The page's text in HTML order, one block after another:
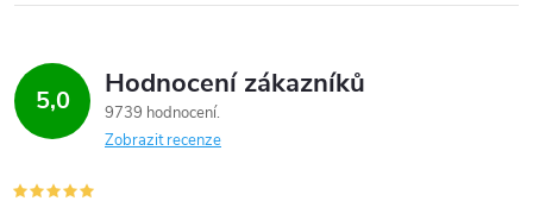
5,0 Hodnocení zákazníků
9739 hodnocení
Zobrazit recenze